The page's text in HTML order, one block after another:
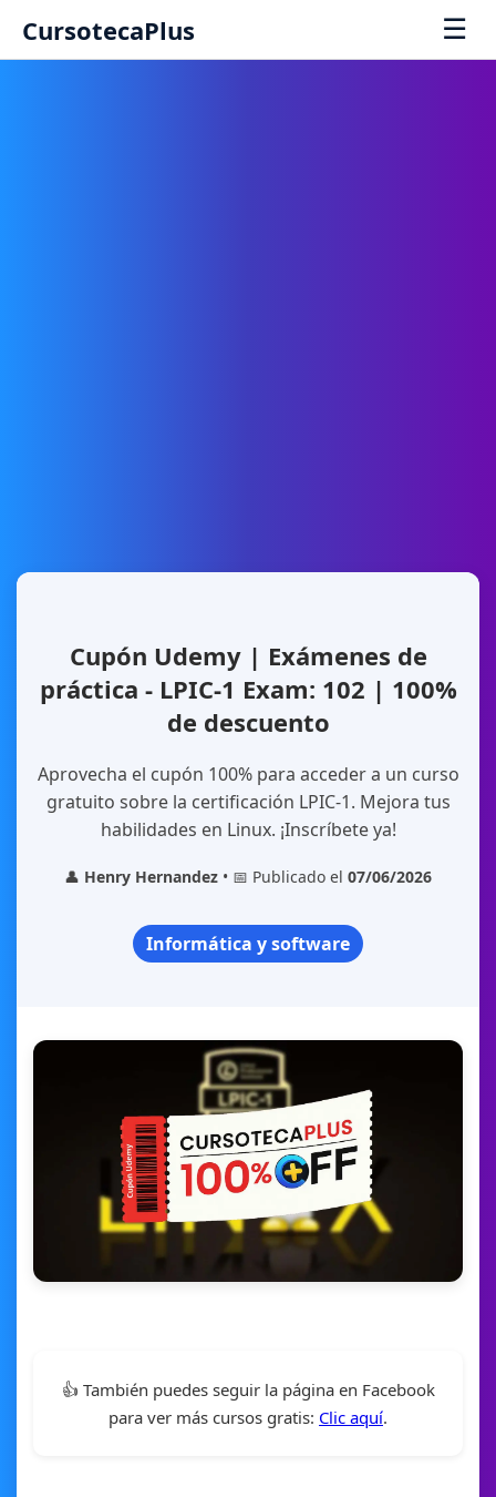
CursotecaPlus ☰
Cupón Udemy | Exámenes de
práctica - LPIC-1 Exam: 102 | 100%
de descuento
Aprovecha el cupón 100% para acceder a un curso
gratuito sobre la certificación LPIC-1. Mejora tus
habilidades en Linux. ¡Inscríbete ya!
👤 Henry Hernandez • 📅 Publicado el 07/06/2026
Informática y software
👍 También puedes seguir la página en Facebook
para ver más cursos gratis: Clic aquí.